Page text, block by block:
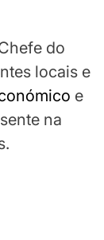
do
locais e
e
na